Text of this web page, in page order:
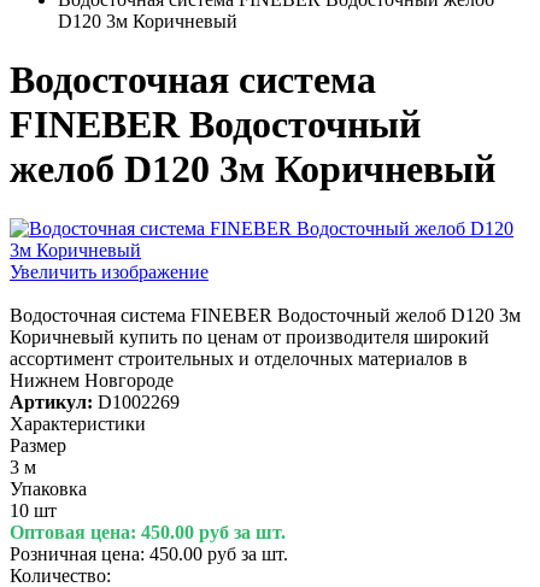
D120 3м Коричневый
Водосточная система
FINEBER Водосточный
желоб D120 3м Коричневый
Увеличить изображение
Водосточная система FINEBER Водосточный желоб D120 3м
Коричневый купить по ценам от производителя широкий
ассортимент строительных и отделочных материалов в
Нижнем Новгороде
Артикул: D1002269
Характеристики
Размер
3 м
Упаковка
10 шт
Оптовая цена: 450.00 руб за шт.
Розничная цена: 450.00 руб за шт.
Количество: